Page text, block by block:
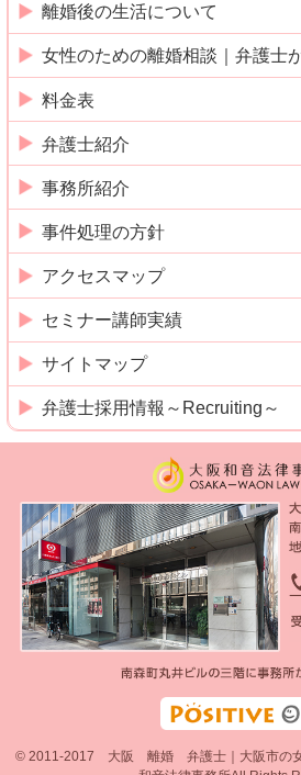
離婚後の生活について
女性のための離婚相談｜弁護士
料金表
弁護士紹介
事務所紹介
事件処理の方針
アクセスマップ
セミナー講師実績
サイトマップ
弁護士採用情報～Recruiting～
© 2011-2017 大阪 離婚 弁護士｜大阪市の女